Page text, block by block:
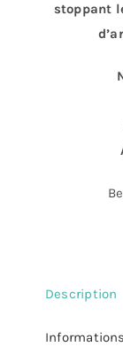
stoppant
Description